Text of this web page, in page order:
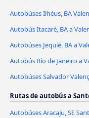
Autobúses Ilhéus, BA
Autobús Itacaré, BA a
Autobúses Jequié, BA a
Autobús Río de Janeiro a
Autobúses Salvador
Rutas de autobús a
Autobúses Aracaju, SE